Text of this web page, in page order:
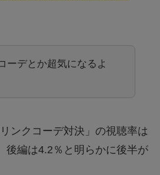
ーデとか超気になるよ
ンクコーデ対決」の視聴率は
後編は4.2％と明らかに後半が